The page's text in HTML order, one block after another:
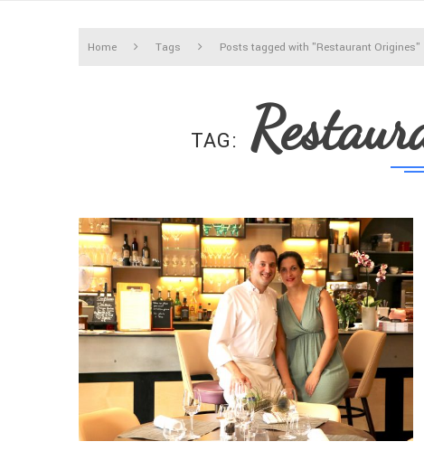
Home Tags Posts tagged with "Restaurant Origines"
TAG